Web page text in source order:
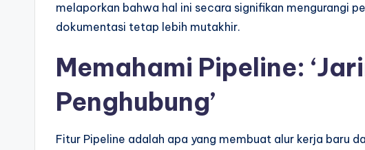
melaporkan bahwa hal ini secara signifikan mengurangi
dokumentasi tetap lebih mutakhir.
Memahami Pipeline:
Penghubung’
Fitur Pipeline adalah apa yang membuat alur kerja baru